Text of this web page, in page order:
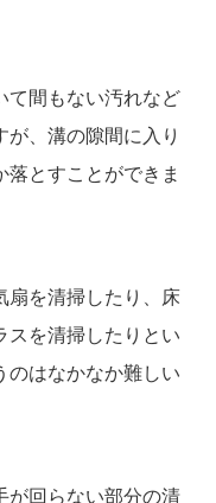
て間もない汚れなど
、溝の隙間に入り
とすことができま
扇を清掃したり、床
スを清掃したりとい
のはなかなか難しい
が回らない部分の清